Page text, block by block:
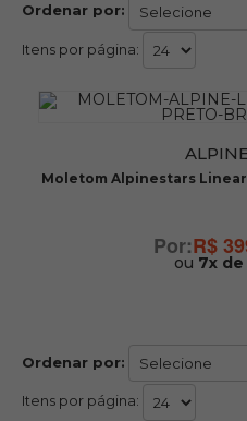
Ordenar por:
Itens por página:
Moletom Alpinestars
R$
ou 7x de
Ordenar por:
Itens por página: